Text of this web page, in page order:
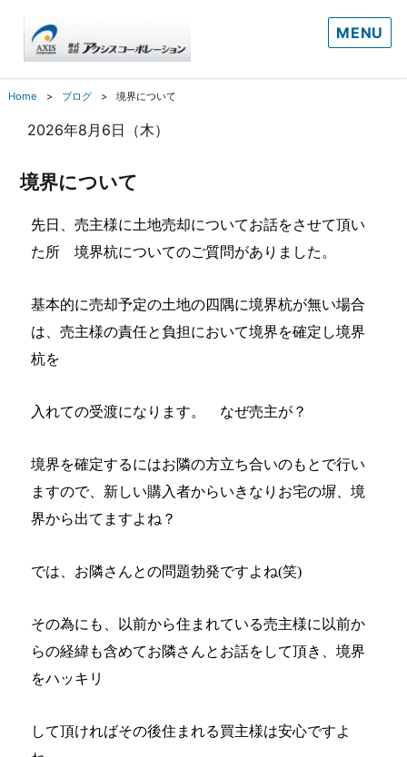
MENU
Home ブログ 境界について
2026年8月6日（木）
境界について
先日、売主様に土地売却についてお話をさせて頂い
た所 境界杭についてのご質問がありました。
基本的に売却予定の土地の四隅に境界杭が無い場合
は、売主様の責任と負担において境界を確定し境界
杭を
入れての受渡になります。 なぜ売主が？
境界を確定するにはお隣の方立ち合いのもとで行い
ますので、新しい購入者からいきなりお宅の塀、境
界から出てますよね？
では、お隣さんとの問題勃発ですよね(笑)
その為にも、以前から住まれている売主様に以前か
らの経緯も含めてお隣さんとお話をして頂き、境界
をハッキリ
して頂ければその後住まれる買主様は安心ですよ